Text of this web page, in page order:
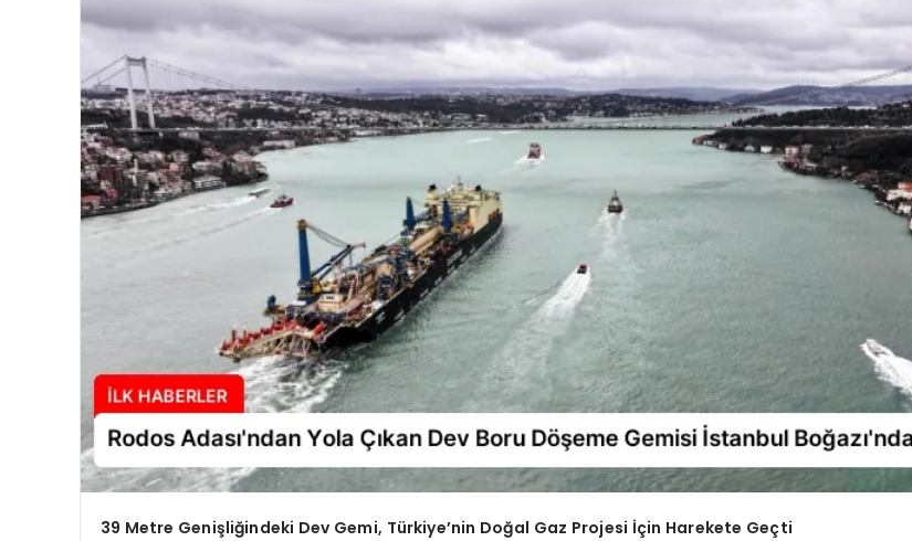
39 Metre Genişliğindeki Dev Gemi, Türkiye’nin Doğal Gaz Projesi İçin Harekete Geçti